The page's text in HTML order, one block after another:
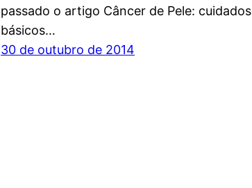
passado o artigo Câncer de Pele: cuidados
básicos…
30 de outubro de 2014